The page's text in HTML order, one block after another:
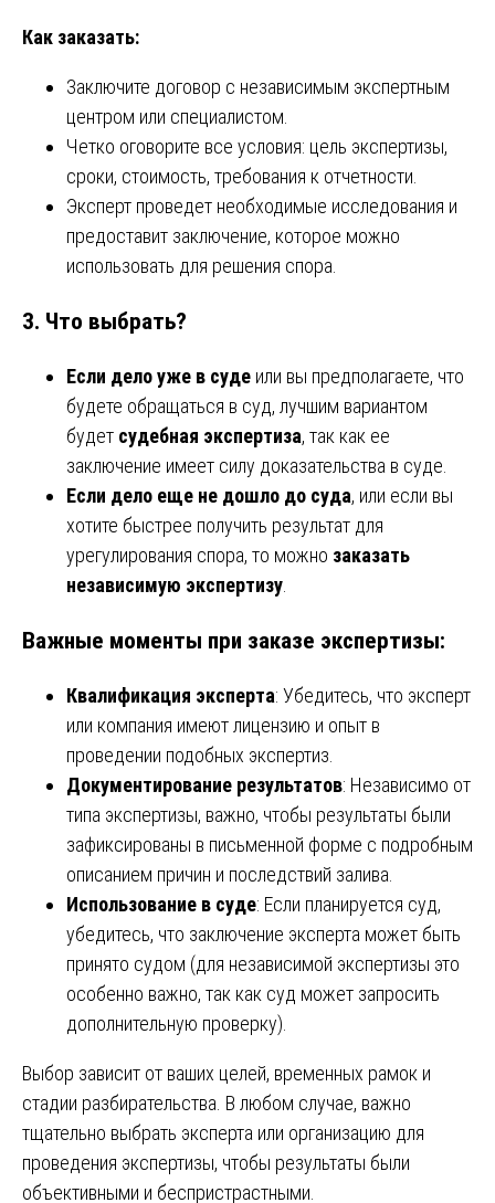
Как заказать:
Заключите договор с независимым экспертным
центром или специалистом.
Четко оговорите все условия: цель экспертизы,
сроки, стоимость, требования к отчетности.
Эксперт проведет необходимые исследования и
предоставит заключение, которое можно
использовать для решения спора.
3. Что выбрать?
Если дело уже в суде или вы предполагаете, что
будете обращаться в суд, лучшим вариантом
будет судебная экспертиза, так как ее
заключение имеет силу доказательства в суде.
Если дело еще не дошло до суда, или если вы
хотите быстрее получить результат для
урегулирования спора, то можно заказать
независимую экспертизу
Важные моменты при заказе экспертизы:
Квалификация эксперта: Убедитесь, что эксперт
или компания имеют лицензию и опыт в
проведении подобных экспертиз.
Документирование результатов: Независимо от
типа экспертизы, важно, чтобы результаты были
зафиксированы в письменной форме с подробным
описанием причин и последствий залива.
Использование в суде: Если планируется суд,
убедитесь, что заключение эксперта может быть
принято судом (для независимой экспертизы это
особенно важно, так как суд может запросить
дополнительную проверку).
Выбор зависит от ваших целей, временных рамок и
стадии разбирательства. В любом случае, важно
тщательно выбрать эксперта или организацию для
проведения экспертизы, чтобы результаты были
объективными и беспристрастными.